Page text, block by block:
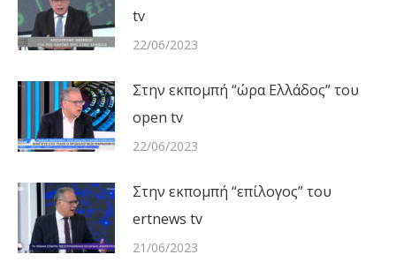
tv
22/06/2023
Στην εκπομπή “ώρα Ελλάδος” του
open tv
22/06/2023
Στην εκπομπή “επίλογος” του
ertnews tv
21/06/2023